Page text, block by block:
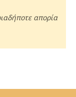
απορία